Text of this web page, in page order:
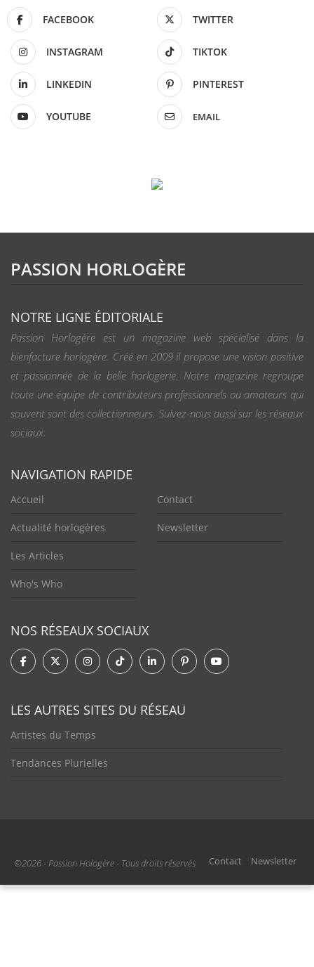
FACEBOOK TWITTER
INSTAGRAM TIKTOK
LINKEDIN PINTEREST
YOUTUBE EMAIL
PASSION HORLOGÈRE
NOTRE LIGNE ÉDITORIALE
Passion Horlogère est un magazine web spécialisé dans la
bienfacture horlogère. Créé en 2009 il propose une vision positive
et passionnée de la belle horlogerie. Notre magazine regroupe
toute une équipe de contributeurs professionnels ou amateurs qui
souvent sont des collectionneurs. Suivez-nous aussi sur les réseaux
sociaux.
NAVIGATION RAPIDE
Accueil
Actualité horlogères
Les Articles
Who's Who
Contact
Newsletter
NOS RÉSEAUX SOCIAUX
LES AUTRES SITES DU RÉSEAU
Artistes du Temps
Tendances Plurielles
©2026 - Passion Hologère - Tous droits réservés Contact Newsletter